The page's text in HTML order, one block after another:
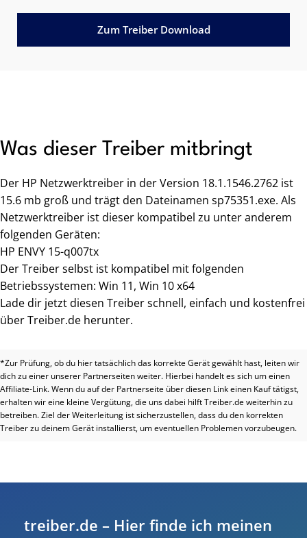
Zum Treiber Download
Was dieser Treiber mitbringt
Der HP Netzwerktreiber in der Version 18.1.1546.2762 ist
15.6 mb groß und trägt den Dateinamen sp75351.exe. Als
Netzwerktreiber ist dieser kompatibel zu unter anderem
folgenden Geräten:
HP ENVY 15-q007tx
Der Treiber selbst ist kompatibel mit folgenden
Betriebssystemen: Win 11, Win 10 x64
Lade dir jetzt diesen Treiber schnell, einfach und kostenfrei
über Treiber.de herunter.
*Zur Prüfung, ob du hier tatsächlich das korrekte Gerät gewählt hast, leiten wir
dich zu einer unserer Partnerseiten weiter. Hierbei handelt es sich um einen
Affiliate-Link. Wenn du auf der Partnerseite über diesen Link einen Kauf tätigst,
erhalten wir eine kleine Vergütung, die uns dabei hilft Treiber.de weiterhin zu
betreiben. Ziel der Weiterleitung ist sicherzustellen, dass du den korrekten
Treiber zu deinem Gerät installierst, um eventuellen Problemen vorzubeugen.
treiber.de – Hier finde ich meinen